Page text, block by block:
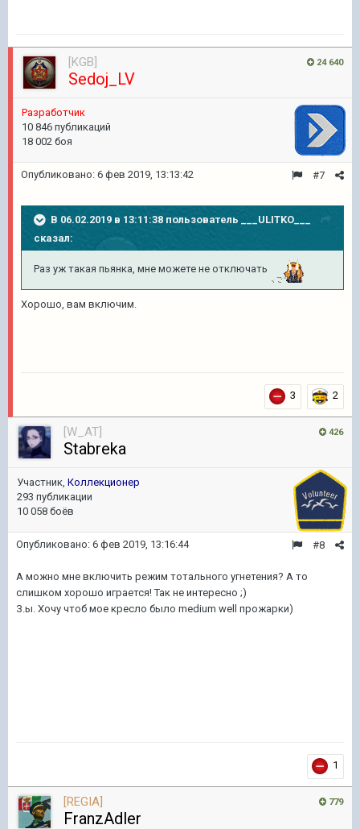
24 640
[KGB]
Sedoj_LV
Pазработчик
10 846 публикаций
18 002 боя
#7
Опубликовано: 6 фев 2019, 13:13:42
В 06.02.2019 в 13:11:38 пользователь
___ULITKO___
сказал:
Раз уж такая пьянка, мне можете не отключать
Хорошо, вам включим.
3 2
426
[W_AT]
Stabreka
Участник, Коллекционер
293 публикации
10 058 боёв
#8
Опубликовано: 6 фев 2019, 13:16:44
А можно мне включить режим тотального угнетения? А то
слишком хорошо играется! Так не интересно ;)
З.ы. Хочу чтоб мое кресло было medium well прожарки)
1
779
[REGIA]
FranzAdler